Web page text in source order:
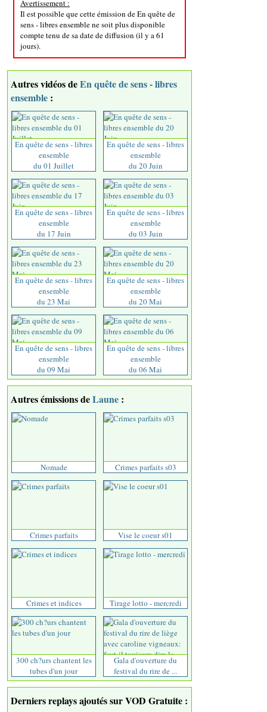
Avertissement :
Il est possible que cette émission de En quête de
sens - libres ensemble ne soit plus disponible
compte tenu de sa date de diffusion (il y a 61
jours).
Autres vidéos deEn quête de sens - libres
ensemble :
En quête de sens - libres
ensemble
du 01 Juillet
En quête de sens - libres
ensemble
du 20 Juin
En quête de sens - libres
ensemble
du 17 Juin
En quête de sens - libres
ensemble
du 03 Juin
En quête de sens - libres
ensemble
du 23 Mai
En quête de sens - libres
ensemble
du 20 Mai
En quête de sens - libres
ensemble
du 09 Mai
En quête de sens - libres
ensemble
du 06 Mai
Autres émissions deLaune :
Nomade Crimes parfaits s03
Crimes parfaits Vise le coeur s01
Crimes et indices Tirage lotto - mercredi
300 ch?urs chantent les
tubes d'un jour
Gala d'ouverture du
festival du rire de ...
Derniers replays ajoutés sur VOD Gratuite :